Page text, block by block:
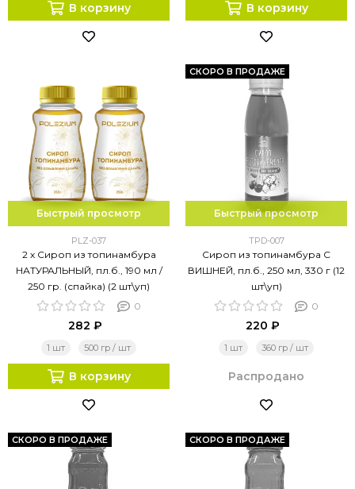
В корзину В корзину
Быстрый просмотр
PLZ-037
2 х Сироп из топинамбура
НАТУРАЛЬНЫЙ, пл.б., 190 мл /
250 гр. (спайка) (2 шт\уп)
0
282 ₽
1 шт 500 гр / шт
В корзину
СКОРО В ПРОДАЖЕ
Быстрый просмотр
TPD-007
Сироп из топинамбура С
ВИШНЕЙ, пл.б., 250 мл, 330 г (12
шт\уп)
0
220 ₽
1 шт 360 гр / шт
Распродано
СКОРО В ПРОДАЖЕ СКОРО В ПРОДАЖЕ